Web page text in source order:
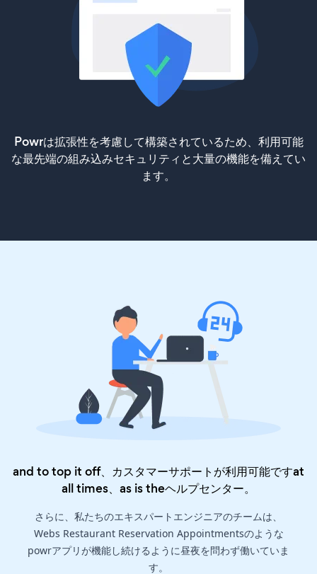
Powrは拡張性を考慮して構築されているため、利用可能
な最先端の組み込みセキュリティと大量の機能を備えてい
ます。
and to top it off、カスタマーサポートが利用可能ですat
all times、as is theヘルプセンター。
さらに、私たちのエキスパートエンジニアのチームは、
Webs Restaurant Reservation Appointmentsのような
powrアプリが機能し続けるように昼夜を問わず働いていま
す。